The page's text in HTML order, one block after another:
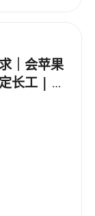
｜会苹果
长工 | 接